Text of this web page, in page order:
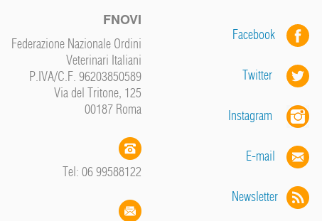
FNOVI
Federazione Nazionale Ordini
Veterinari Italiani
P.IVA/C.F. 96203850589
Via del Tritone, 125
00187 Roma
Tel: 06 99588122
Facebook
Twitter
Instagram
E-mail
Newsletter